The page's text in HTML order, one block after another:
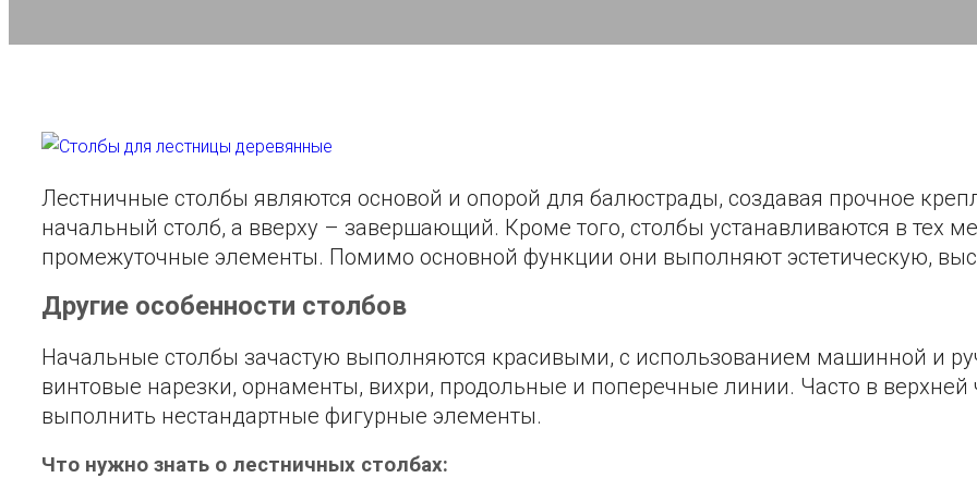
Лестничные столбы являются основой и опорой для балюстрады, создавая прочное
начальный столб, а вверху – завершающий. Кроме того, столбы устанавливаются в тех
промежуточные элементы. Помимо основной функции они выполняют эстетическую,
Другие особенности столбов
Начальные столбы зачастую выполняются красивыми, с использованием машинной и
винтовые нарезки, орнаменты, вихри, продольные и поперечные линии. Часто в верхней
выполнить нестандартные фигурные элементы.
Что нужно знать о лестничных столбах: